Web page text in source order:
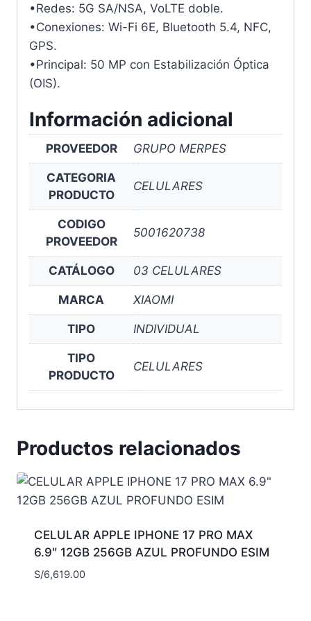
•Redes: 5G SA/NSA, VoLTE doble.
•Conexiones: Wi-Fi 6E, Bluetooth 5.4, NFC,
GPS.
•Principal: 50 MP con Estabilización Óptica
(OIS).
Información adicional
PROVEEDOR GRUPO MERPES
CATEGORIA
PRODUCTO
CELULARES
CODIGO
PROVEEDOR
5001620738
CATÁLOGO 03 CELULARES
MARCA XIAOMI
TIPO INDIVIDUAL
TIPO
PRODUCTO
CELULARES
Productos relacionados
CELULAR APPLE IPHONE 17 PRO MAX
6.9″ 12GB 256GB AZUL PROFUNDO ESIM
S/6,619.00